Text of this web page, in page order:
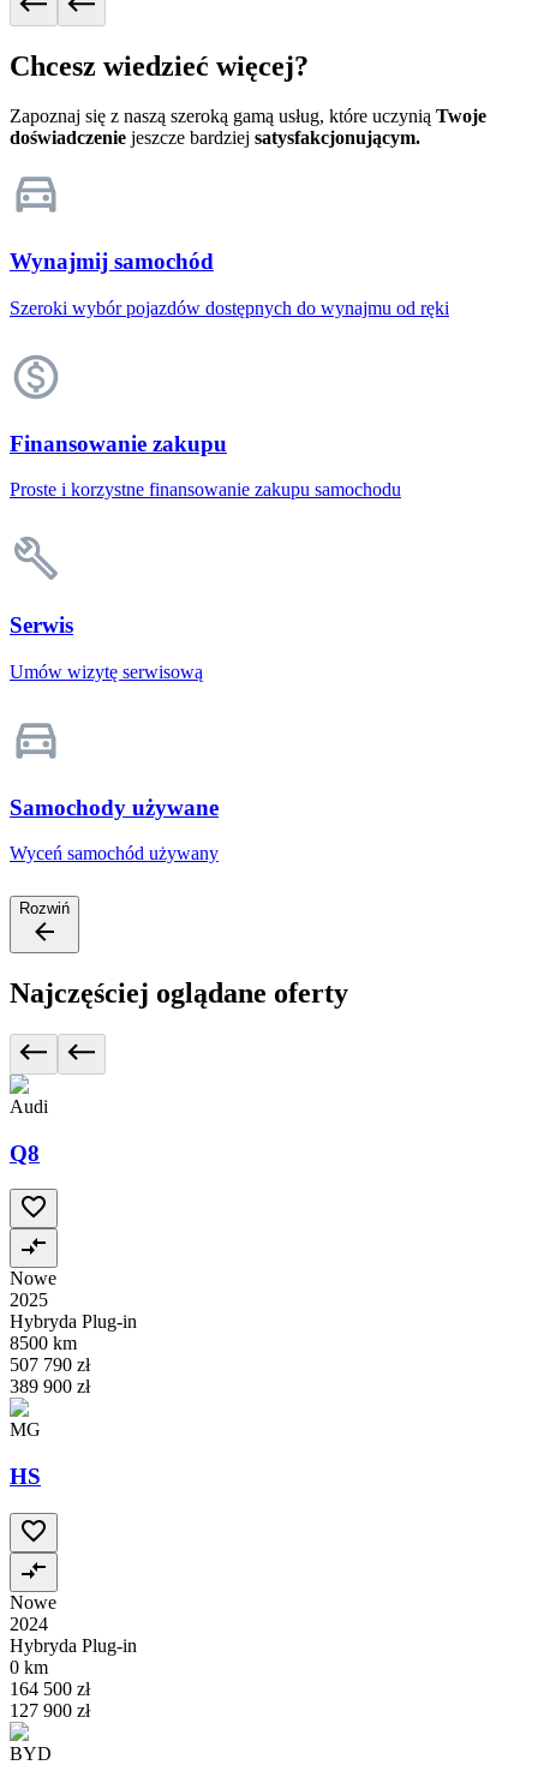
Chcesz wiedzieć więcej?
Zapoznaj się z naszą szeroką gamą usług, które uczynią Twoje
doświadczenie jeszcze bardziej satysfakcjonującym.
Wynajmij samochód
Szeroki wybór pojazdów dostępnych do wynajmu od ręki
Finansowanie zakupu
Proste i korzystne finansowanie zakupu samochodu
Serwis
Umów wizytę serwisową
Samochody używane
Wyceń samochód używany
Rozwiń
Najczęściej oglądane oferty
Audi
Q8
Nowe
2025
Hybryda Plug-in
8500 km
507 790 zł
389 900 zł
MG
HS
Nowe
2024
Hybryda Plug-in
0 km
164 500 zł
127 900 zł
BYD